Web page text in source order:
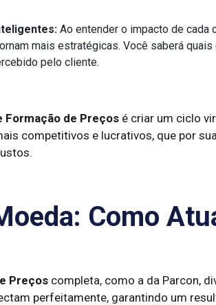
Ao entender o impacto de cada
mais estratégicas. Você saberá quais
pelo cliente.
Formação de Preços é criar um ciclo
competitivos e lucrativos, que por
Como
Preços completa, como a da Parcon,
perfeitamente, garantindo um